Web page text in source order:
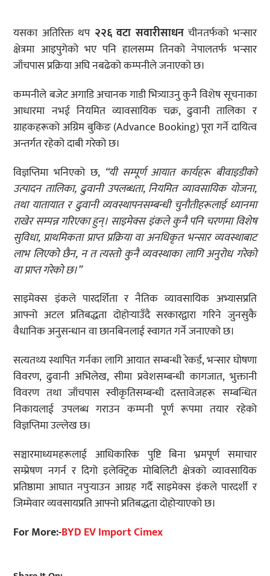
यसका अतिरिक्त थप २२६ वटा सवारीसाधनचीनतर्फको भन्सार
क्षेत्रमा आइपुगेको भए पनि हालसम्म तिनको नेपालतर्फ भन्सार
जाँचपास प्रक्रिया अघि नबढेको कम्पनीले जनाएको छ।
कम्पनीले बजेट अगाडि अचानक गाडी भित्र्याउनु कुनै विशेष सूचनाका
आधारमा नभई नियमित व्यावसायिक चक्र, ढुवानी तालिका र
ग्राहकहरूको अग्रिम बुकिङ (Advance Booking) पूरा गर्ने दायित्व
अन्तर्गत रहेको दाबी गरेको छ।
विज्ञप्तिमा भनिएको छ, “यी सम्पूर्ण आयात कार्यहरू बीवाइडीको
उत्पादन तालिका, ढुवानी उपलब्धता, नियमित व्यावसायिक योजना,
तथा यातायात र ढुवानी व्यवस्थापनसम्बन्धी चुनौतीहरूलाई ध्यानमा
राखेर सम्पन्न गरिएका हुन्। साइमेक्स इंकले कुनै पनि चरणमा विशेष
सुविधा, प्राथमिकता प्राप्त प्रक्रिया वा अनधिकृत भन्सार व्यवस्थाबाट
लाभ लिएको छैन, न त त्यस्तो कुनै व्यवस्थाका लागि अनुरोध गरेको
वा प्राप्त गरेको छ।”
साइमेक्स इंकले पारदर्शिता र नैतिक व्यावसायिक अभ्यासप्रति
आफ्नो अटल प्रतिबद्धता दोहोर्‍याउँदै सरकारद्वारा गरिने जुनसुकै
वैधानिक अनुसन्धान वा छानबिनलाई स्वागत गर्ने जनाएको छ।
सत्यतथ्य स्थापित गर्नका लागि आयात सम्बन्धी रेकर्ड, भन्सार घोषणा
विवरण, ढुवानी अभिलेख, सीमा प्रवेशसम्बन्धी कागजात, भुक्तानी
विवरण तथा जाँचपास स्वीकृतिसम्बन्धी दस्तावेजहरू सम्बन्धित
निकायलाई उपलब्ध गराउन कम्पनी पूर्ण रूपमा तयार रहेको
विज्ञप्तिमा उल्लेख छ।
सञ्चारमाध्यमहरूलाई आधिकारिक पुष्टि बिना भ्रमपूर्ण समाचार
सम्प्रेषण नगर्न र दिगो इलेक्ट्रिक मोबिलिटी क्षेत्रको व्यावसायिक
प्रतिष्ठामा आघात नपुर्‍याउन आग्रह गर्दै साइमेक्स इंकले पारदर्शी र
जिम्मेवार व्यवसायप्रति आफ्नो प्रतिबद्धता दोहोर्‍याएको छ।
For More:-BYD EV Import Cimex